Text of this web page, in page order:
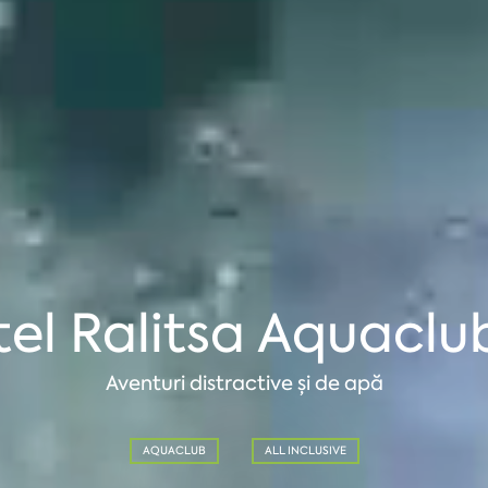
Ralitsa
Aventuri distractive și de apă
AQUACLUB ALL INCLUSIVE